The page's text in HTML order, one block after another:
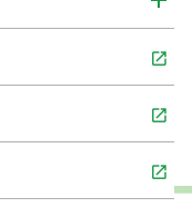
open_in_new
open_in_new
open_in_new